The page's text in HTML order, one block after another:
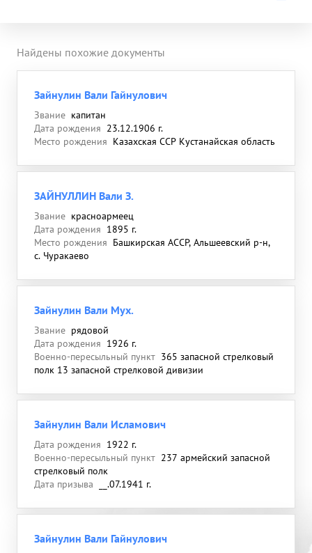
Найдены похожие документы
Зайнулин Вали Гайнулович
Звание капитан
Дата рождения 23.12.1906 г.
Место рождения Казахская ССР Кустанайская область
ЗАЙНУЛЛИН Вали З.
Звание красноармеец
Дата рождения 1895 г.
Место рождения Башкирская АССР, Альшеевский р-н,
с. Чуракаево
Зайнулин Вали Мух.
Звание рядовой
Дата рождения 1926 г.
Военно-пересыльный пункт 365 запасной стрелковый
полк 13 запасной стрелковой дивизии
Зайнулин Вали Исламович
Дата рождения 1922 г.
Военно-пересыльный пункт 237 армейский запасной
стрелковый полк
Дата призыва
__.07.1941 г.
Зайнулин Вали Гайнулович